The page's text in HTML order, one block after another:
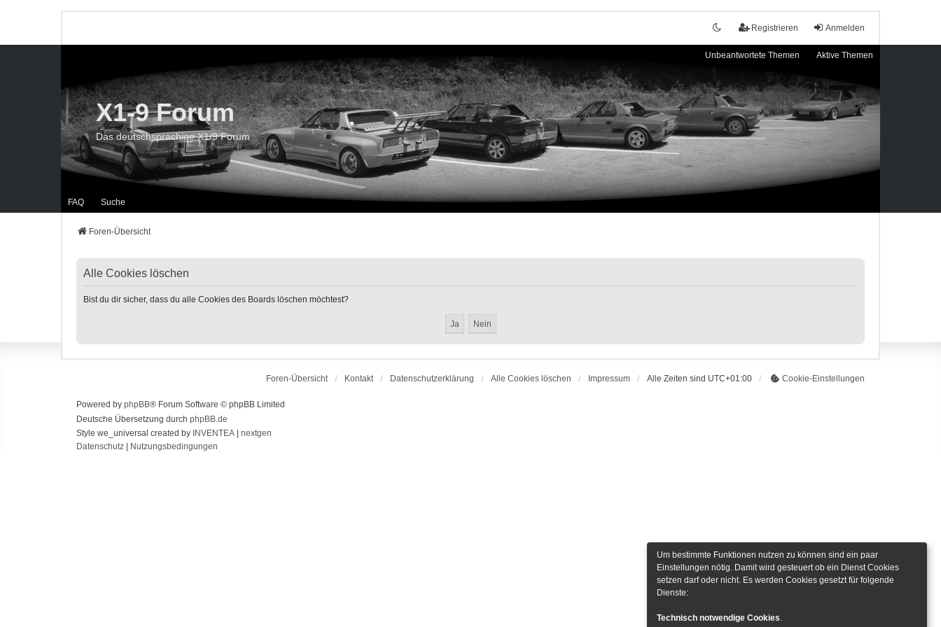
Anmelden
Registrieren
Unbeantwortete Themen Aktive Themen
FAQ Suche
X1-9 Forum
Das deutschsprachige X1/9 Forum
Foren-Übersicht
Alle Cookies löschen
Bist du dir sicher, dass du alle Cookies des Boards löschen möchtest?
Foren-Übersicht Kontakt Datenschutzerklärung Alle Cookies löschen Impressum Alle Zeiten sind UTC+01:00 Cookie-Einstellungen
Powered by phpBB® Forum Software © phpBB Limited
Deutsche Übersetzung durch phpBB.de
Style we_universal created by INVENTEA
nextgen
Datenschutz
Nutzungsbedingungen
Um bestimmte Funktionen nutzen zu können sind ein paar
Einstellungen nötig. Damit wird gesteuert ob ein Dienst Cookies
setzen darf oder nicht. Es werden Cookies gesetzt für folgende
Dienste:
Technisch notwendige Cookies.